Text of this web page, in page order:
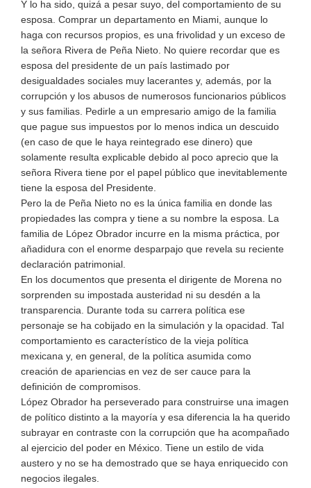
Y lo ha sido, quizá a pesar suyo, del comportamiento de su
esposa. Comprar un departamento en Miami, aunque lo
haga con recursos propios, es una frivolidad y un exceso de
la señora Rivera de Peña Nieto. No quiere recordar que es
esposa del presidente de un país lastimado por
desigualdades sociales muy lacerantes y, además, por la
corrupción y los abusos de numerosos funcionarios públicos
y sus familias. Pedirle a un empresario amigo de la familia
que pague sus impuestos por lo menos indica un descuido
(en caso de que le haya reintegrado ese dinero) que
solamente resulta explicable debido al poco aprecio que la
señora Rivera tiene por el papel público que inevitablemente
tiene la esposa del Presidente.
Pero la de Peña Nieto no es la única familia en donde las
propiedades las compra y tiene a su nombre la esposa. La
familia de López Obrador incurre en la misma práctica, por
añadidura con el enorme desparpajo que revela su reciente
declaración patrimonial.
En los documentos que presenta el dirigente de Morena no
sorprenden su impostada austeridad ni su desdén a la
transparencia. Durante toda su carrera política ese
personaje se ha cobijado en la simulación y la opacidad. Tal
comportamiento es característico de la vieja política
mexicana y, en general, de la política asumida como
creación de apariencias en vez de ser cauce para la
definición de compromisos.
López Obrador ha perseverado para construirse una imagen
de político distinto a la mayoría y esa diferencia la ha querido
subrayar en contraste con la corrupción que ha acompañado
al ejercicio del poder en México. Tiene un estilo de vida
austero y no se ha demostrado que se haya enriquecido con
negocios ilegales.